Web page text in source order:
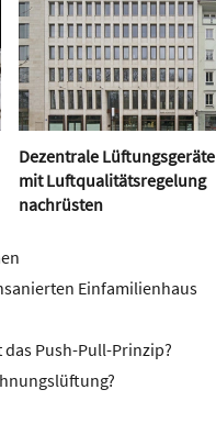
Dezentrale Lüftungsgeräte
mit Luftqualitätsregelung
nachrüsten
Einfamilienhaus
Push-Pull-Prinzip?